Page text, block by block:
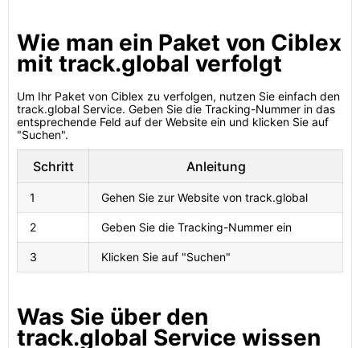
Wie man ein Paket von Ciblex
mit track.global verfolgt
Um Ihr Paket von Ciblex zu verfolgen, nutzen Sie einfach den
track.global Service. Geben Sie die Tracking-Nummer in das
entsprechende Feld auf der Website ein und klicken Sie auf
"Suchen".
Schritt Anleitung
1 Gehen Sie zur Website von track.global
2 Geben Sie die Tracking-Nummer ein
3 Klicken Sie auf "Suchen"
Was Sie über den
track.global Service wissen